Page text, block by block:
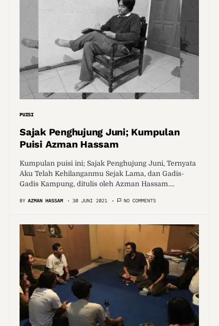
PUISI
Sajak Penghujung Juni; Kumpulan
Puisi Azman Hassam
Kumpulan puisi ini; Sajak Penghujung Juni, Ternyata
Aku Telah Kehilanganmu Sejak Lama, dan Gadis-
Gadis Kampung, ditulis oleh Azman Hassam.…
BY AZMAN HASSAM 30 JUNI 2021 NO COMMENTS